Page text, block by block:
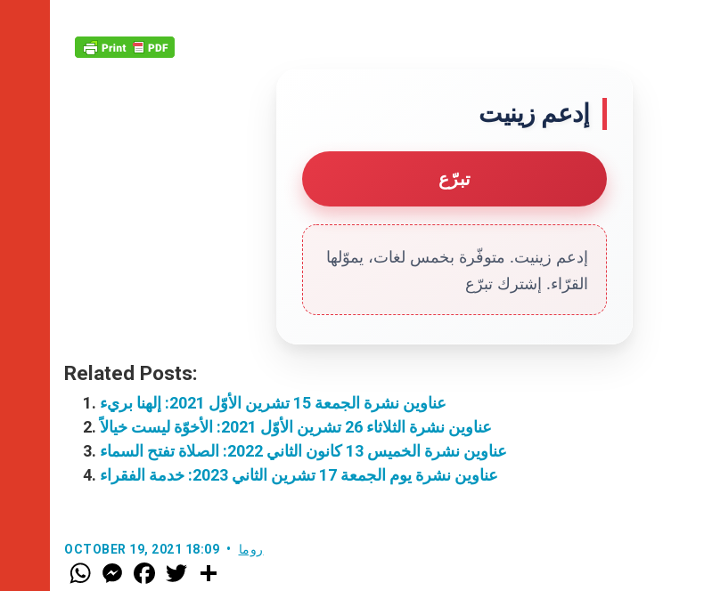
إدعم زينيت
تبرّع
إدعم زينيت. متوفّرة بخمس لغات، يموّلها
القرّاء. إشترك تبرّع
Related Posts:
عناوين نشرة الجمعة 15 تشرين الأوّل 2021: إلهنا بريء
عناوين نشرة الثلاثاء 26 تشرين الأوّل 2021: الأخوّة ليست خيالاً
عناوين نشرة الخميس 13 كانون الثاني 2022: الصلاة تفتح السماء
عناوين نشرة يوم الجمعة 17 تشرين الثاني 2023: خدمة الفقراء
OCTOBER 19, 2021 18:09 روما
W
h
M
e
F
a w